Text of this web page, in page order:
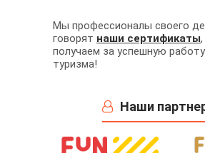
Мы профессионалы своего
говорят наши сертификаты
получаем за успешную
туризма!
Наши